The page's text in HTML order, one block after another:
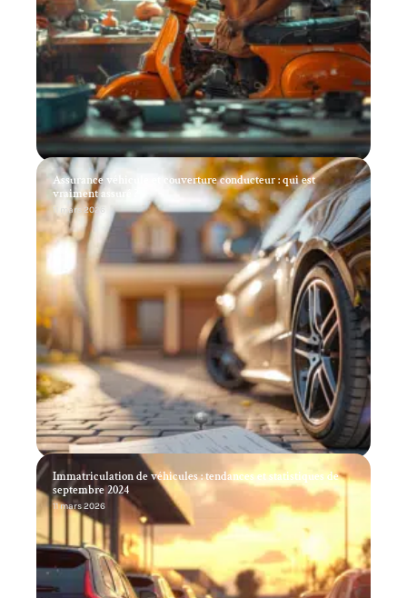
Assurance véhicule et couverture conducteur : qui est
vraiment assuré ?
11 mars 2026
Immatriculation de véhicules : tendances et statistiques de
septembre 2024
11 mars 2026